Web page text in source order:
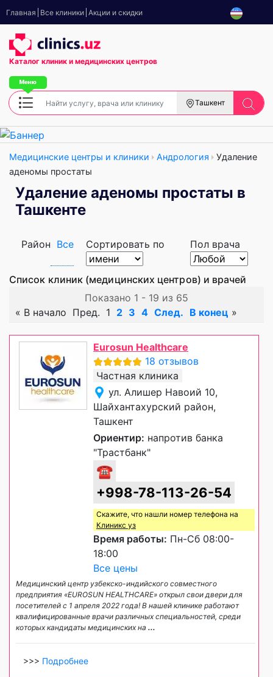
Главная Все клиники Акции и скидки
Каталог клиник и медицинских центров
Ташкент
Медицинские центры и клиники Андрология
Удаление
аденомы простаты
Удаление аденомы простаты в
Ташкенте
Район Все Сортировать по Пол врача
Список клиник (медицинских центров) и врачей
Показано 1 - 19 из 65
« В начало Пред. 1 2 3 4 След. В конец »
Eurosun Healthcare
18 отзывов
Частная клиника
ул. Алишер Навоий 10,
Шайхантахурский район,
Ташкент
Ориентир: напротив банка
"Трастбанк"
☎
+998-78-113-26-54
Скажите, что нашли номер телефона на
Клиникс уз
Время работы: Пн-Сб 08:00-
18:00
Все цены
Медицинский центр узбекско-индийского совместного
предприятия «EUROSUN HEALTHCARE» открыл свои двери для
посетителей с 1 апреля 2022 года! В нашей клинике работают
квалифицированные врачи различных специальностей, среди
которых кандидаты медицинских на ...
>>> Подробнее